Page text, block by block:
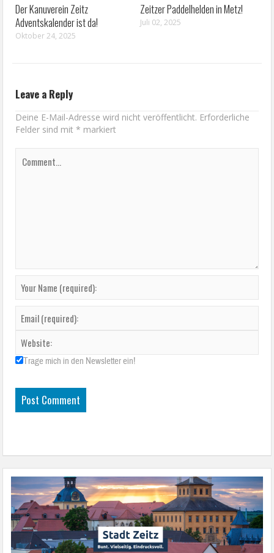
Der Kanuverein Zeitz
Adventskalender ist da!
Oktober 24, 2025
Zeitzer Paddelhelden in Metz!
Juli 02, 2025
Leave a Reply
Deine E-Mail-Adresse wird nicht veröffentlicht. Erforderliche
Felder sind mit* markiert
Trage mich in den Newsletter ein!